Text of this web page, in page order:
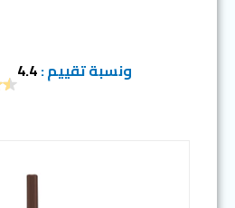
ونسبة تقييم :4.4